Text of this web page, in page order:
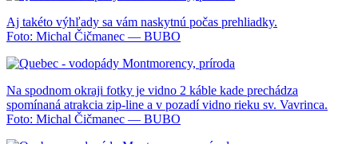
Aj takéto výhľady sa vám naskytnú počas prehliadky.
Foto: Michal Čičmanec — BUBO
Na spodnom okraji fotky je vidno 2 káble kade prechádza
spomínaná atrakcia zip-line a v pozadí vidno rieku sv. Vavrinca.
Foto: Michal Čičmanec — BUBO